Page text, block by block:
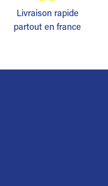
Livraison rapide
partout en france